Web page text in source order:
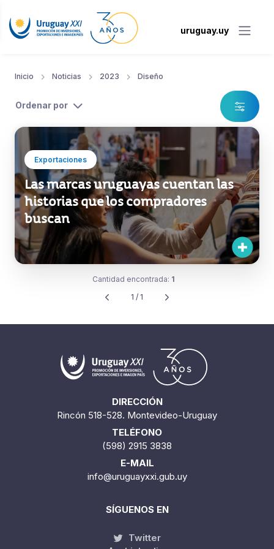
uruguay.uy
Inicio Noticias 2023 Diseño
Ordenar por
Exportaciones
Las marcas uruguayas cuentan las
historias que los compradores
buscan
Cantidad encontrada: 1
1 / 1
DIRECCIÓN
Rincón 518-528. Montevideo-Uruguay
TELÉFONO
(598) 2915 3838
E-MAIL
info@uruguayxxi.gub.uy
SÍGUENOS EN
Twitter